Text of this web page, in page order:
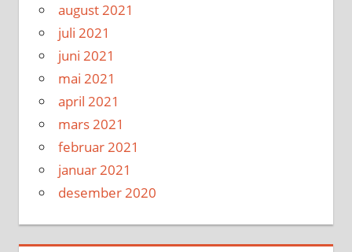
august 2021
juli 2021
juni 2021
mai 2021
april 2021
mars 2021
februar 2021
januar 2021
desember 2020